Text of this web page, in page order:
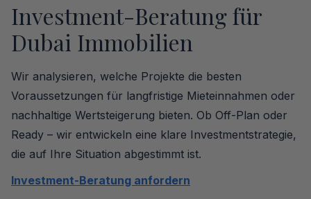
Investment-Beratung für
Dubai Immobilien
Wir analysieren, welche Projekte die besten
Voraussetzungen für langfristige Mieteinnahmen oder
nachhaltige Wertsteigerung bieten. Ob Off-Plan oder
Ready – wir entwickeln eine klare Investmentstrategie,
die auf Ihre Situation abgestimmt ist.
Investment-Beratung anfordern